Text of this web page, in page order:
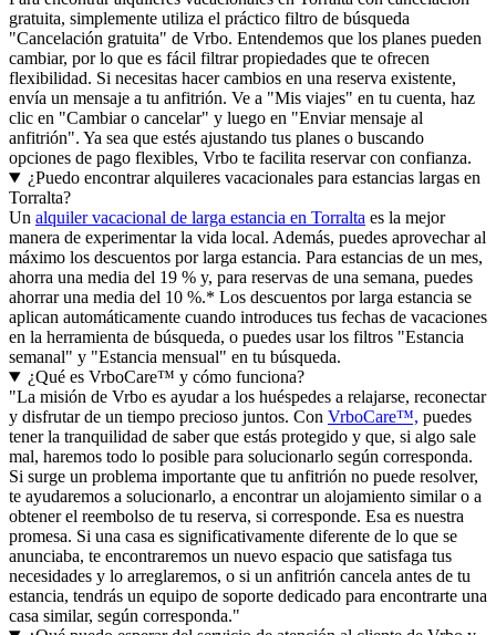
gratuita, simplemente utiliza el práctico filtro de búsqueda
"Cancelación gratuita" de Vrbo. Entendemos que los planes pueden
cambiar, por lo que es fácil filtrar propiedades que te ofrecen
flexibilidad. Si necesitas hacer cambios en una reserva existente,
envía un mensaje a tu anfitrión. Ve a "Mis viajes" en tu cuenta, haz
clic en "Cambiar o cancelar" y luego en "Enviar mensaje al
anfitrión". Ya sea que estés ajustando tus planes o buscando
opciones de pago flexibles, Vrbo te facilita reservar con confianza.
¿Puedo encontrar alquileres vacacionales para estancias largas en
Torralta?
Un alquiler vacacional de larga estancia en Torralta es la mejor
manera de experimentar la vida local. Además, puedes aprovechar al
máximo los descuentos por larga estancia. Para estancias de un mes,
ahorra una media del 19 % y, para reservas de una semana, puedes
ahorrar una media del 10 %.* Los descuentos por larga estancia se
aplican automáticamente cuando introduces tus fechas de vacaciones
en la herramienta de búsqueda, o puedes usar los filtros "Estancia
semanal" y "Estancia mensual" en tu búsqueda.
¿Qué es VrboCare™ y cómo funciona?
"La misión de Vrbo es ayudar a los huéspedes a relajarse, reconectar
y disfrutar de un tiempo precioso juntos. Con VrboCare™, puedes
tener la tranquilidad de saber que estás protegido y que, si algo sale
mal, haremos todo lo posible para solucionarlo según corresponda.
Si surge un problema importante que tu anfitrión no puede resolver,
te ayudaremos a solucionarlo, a encontrar un alojamiento similar o a
obtener el reembolso de tu reserva, si corresponde. Esa es nuestra
promesa. Si una casa es significativamente diferente de lo que se
anunciaba, te encontraremos un nuevo espacio que satisfaga tus
necesidades y lo arreglaremos, o si un anfitrión cancela antes de tu
estancia, tendrás un equipo de soporte dedicado para encontrarte una
casa similar, según corresponda."